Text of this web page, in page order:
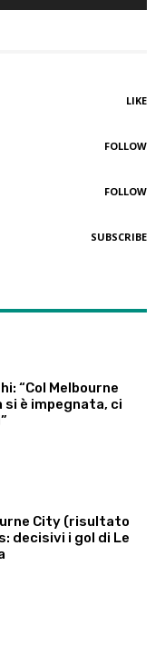
LIKE
FOLLOW
FOLLOW
SUBSCRIBE
“Col Melbourne
si è impegnata, ci
City (risultato
decisivi i gol di Le